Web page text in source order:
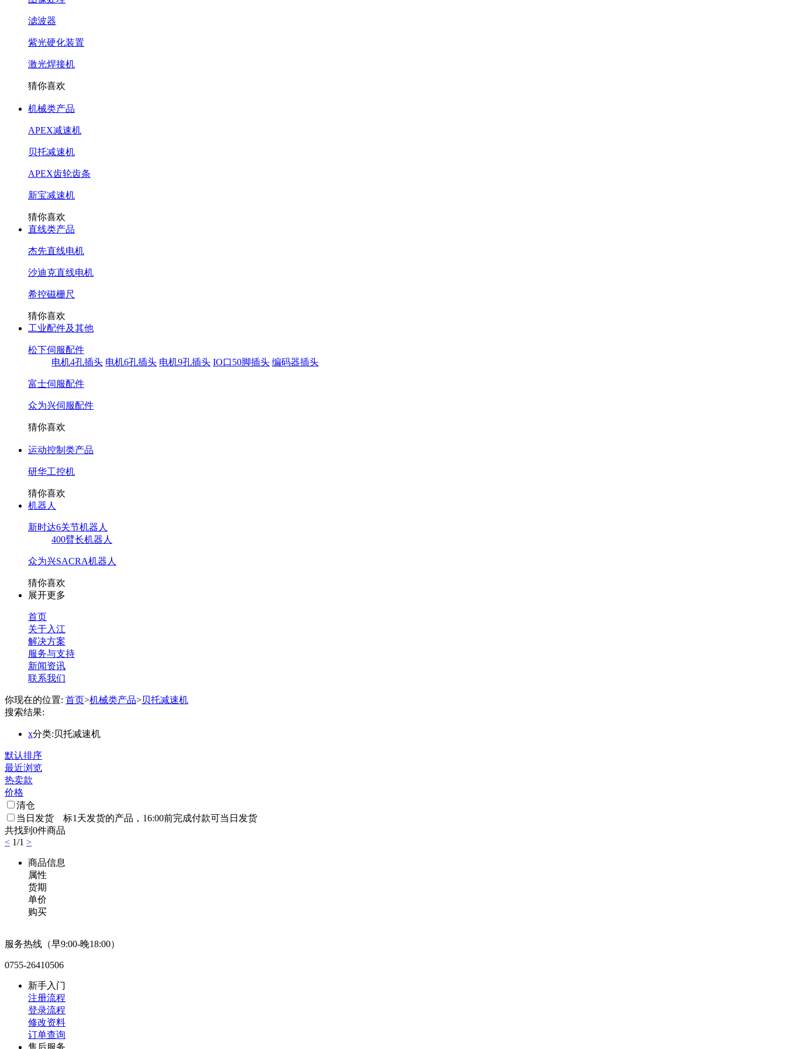
滤波器
紫光硬化装置
激光焊接机
猜你喜欢
机械类产品
APEX减速机
贝托减速机
APEX齿轮齿条
新宝减速机
猜你喜欢
直线类产品
杰先直线电机
沙迪克直线电机
希控磁栅尺
猜你喜欢
工业配件及其他
松下伺服配件
电机4孔插头 电机6孔插头 电机9孔插头 IO口50脚插头 编码器插头
富士伺服配件
众为兴伺服配件
猜你喜欢
运动控制类产品
研华工控机
猜你喜欢
机器人
新时达6关节机器人
400臂长机器人
众为兴SACRA机器人
猜你喜欢
展开更多
首页
关于入江
解决方案
服务与支持
新闻资讯
联系我们
你现在的位置: 首页>机械类产品>贝托减速机
搜索结果:
x分类:贝托减速机
默认排序
最近浏览
热卖款
价格
清仓
当日发货 标1天发货的产品，16:00前完成付款可当日发货
共找到 0件商品
< 1/1 >
商品信息
属性
货期
单价
购买
服务热线（早9:00-晚18:00）
0755-26410506
新手入门
注册流程
登录流程
修改资料
订单查询
售后服务